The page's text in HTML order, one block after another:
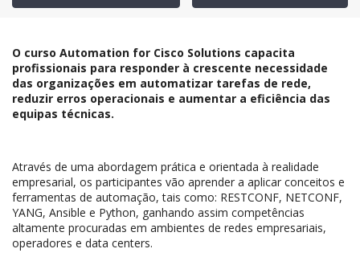
O curso Automation for Cisco Solutions capacita
profissionais para responder à crescente necessidade
das organizações em automatizar tarefas de rede,
reduzir erros operacionais e aumentar a eficiência das
equipas técnicas.
Através de uma abordagem prática e orientada à realidade
empresarial, os participantes vão aprender a aplicar conceitos e
ferramentas de automação, tais como: RESTCONF, NETCONF,
YANG, Ansible e Python, ganhando assim competências
altamente procuradas em ambientes de redes empresariais,
operadores e data centers.